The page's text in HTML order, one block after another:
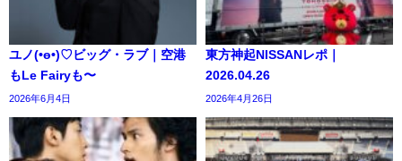
ユノ(•ө•)♡ビッグ・ラブ｜空港
もLe Fairyも〜
2026年6月4日
東方神起NISSANレポ｜
2026.04.26
2026年4月26日